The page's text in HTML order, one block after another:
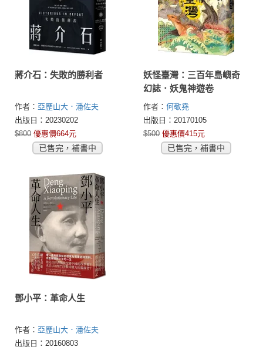
蔣介石：失敗的勝利者
作者： 亞歷山大．潘佐夫
(Alexander V. Pantsov)
出版日：20230202
$800 優惠價664元
已售完，補書中
妖怪臺灣：三百年島嶼奇
幻誌．妖鬼神遊卷
作者： 何敬堯
出版日：20170105
$500 優惠價415元
已售完，補書中
鄧小平：革命人生
作者： 亞歷山大．潘佐夫
(Alexander V. Pantsov)
出版日：20160803